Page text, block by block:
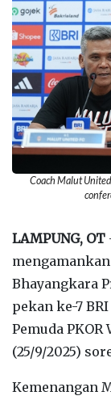
Coach Malut
LAMPUNG, OT
Bhayangkara
pekan ke-7
Pemuda
(25/9/2025)
Kemenangan